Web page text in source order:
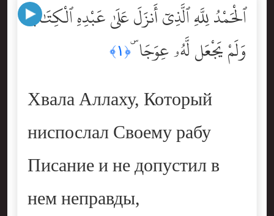
ٱلْحَمْدُ لِلَّهِ ٱلَّذِىٓ أَنزَلَ عَلَىٰ عَبْدِهِ ٱلْكِتَٰبَ
وَلَمْ يَجْعَل لَّهُۥ عِوَجَا ۜ﴿١﴾
Хвала Аллаху, Который
ниспослал Своему рабу
Писание и не допустил в
нем неправды,